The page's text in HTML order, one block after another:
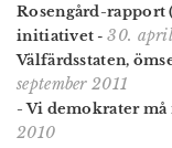
Rosengård-rapport
initiativet -30.
Välfärdsstaten,
september 2011
- Vi demokrater
2010